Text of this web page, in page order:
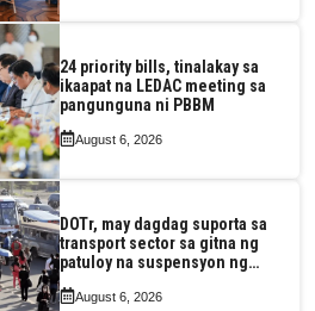
24 priority bills, tinalakay sa
ikaapat na LEDAC meeting sa
pangunguna ni PBBM
August 6, 2026
DOTr, may dagdag suporta sa
transport sector sa gitna ng
patuloy na suspensyon ng
August 6, 2026